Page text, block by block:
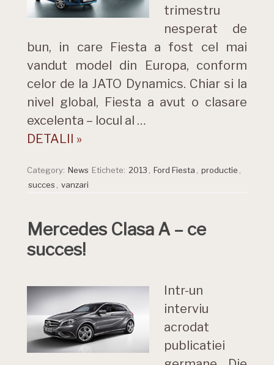
trimestru
nesperat de
bun, in care Fiesta a fost cel mai
vandut model din Europa, conform
celor de la JATO Dynamics. Chiar si la
nivel global, Fiesta a avut o clasare
excelenta – locul al …
DETALII »
Category: News Etichete: 2013 Ford Fiesta productie
succes
vanzari
Mercedes Clasa A – ce
succes!
Intr-un
interviu
acrodat
publicatiei